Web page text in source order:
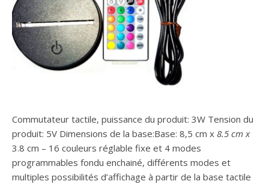
Commutateur tactile, puissance du produit: 3W Tension du
produit: 5V Dimensions de la base:Base: 8,5 cm x 8.5 cm x
3.8 cm – 16 couleurs réglable fixe et 4 modes
programmables fondu enchainé, différents modes et
multiples possibilités d’affichage à partir de la base tactile